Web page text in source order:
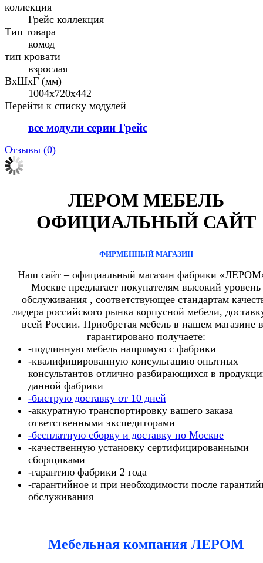
коллекция
Грейс коллекция
Тип товара
комод
тип кровати
взрослая
ВхШхГ (мм)
1004x720x442
Перейти к списку модулей
все модули серии Грейс
Отзывы (0)
ЛЕРОМ МЕБЕЛЬ
ОФИЦИАЛЬНЫЙ САЙТ
ФИРМЕННЫЙ МАГАЗИН
Наш сайт – официальный магазин фабрики
Москве предлагает покупателям высокий уровень
обслуживания , соответствующее стандартам
лидера российского рынка корпусной мебели,
всей России. Приобретая мебель в нашем магазине
гарантировано получаете:
-подлинную мебель напрямую с фабрики
-квалифицированную консультацию опытных
консультантов отлично разбирающихся в
данной фабрики
-быструю доставку от 10 дней
-аккуратную транспортировку вашего заказа
ответственными экспедиторами
-бесплатную сборку и доставку по Москве
-качественную установку сертифицированными
сборщиками
-гарантию фабрики 2 года
-гарантийное и при необходимости после
обслуживания
Мебельная компания ЛЕРОМ